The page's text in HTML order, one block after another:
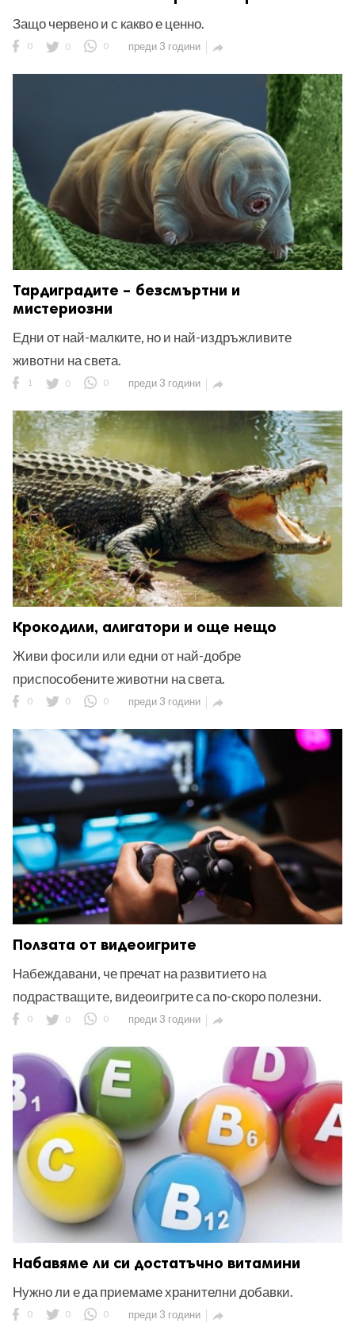
Защо червено и с какво е ценно.
0 0 0 преди 3 години 
Тардиградите – безсмъртни и
мистериозни
Едни от най-малките, но и най-издръжливите
животни на света.
1 0 0 преди 3 години 
Крокодили, алигатори и още нещо
Живи фосили или едни от най-добре
приспособените животни на света.
0 0 0 преди 3 години 
Ползата от видеоигрите
Набеждавани, че пречат на развитието на
подрастващите, видеоигрите са по-скоро полезни.
0 0 0 преди 3 години 
Набавяме ли си достатъчно витамини
Нужно ли е да приемаме хранителни добавки.
0 0 0 преди 3 години 